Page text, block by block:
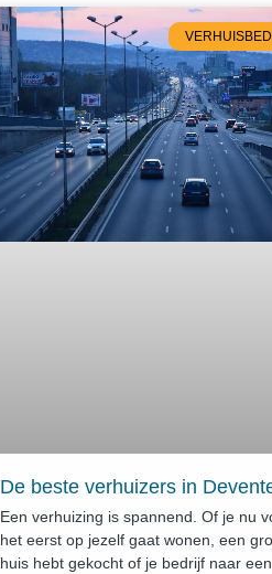
De beste verhuizers in
Een verhuizing is spannend. Of je nu
het eerst op jezelf gaat wonen, een
huis hebt gekocht of je bedrijf naar een